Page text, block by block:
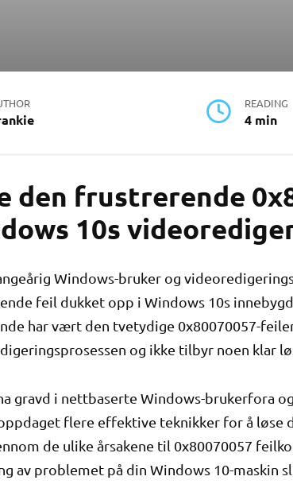
READING
4 min
den frustrerende
10s
Windows-bruker og
feil dukket opp i Windows 10s
har vært den tvetydige 0x80070057-
og ikke tilbyr noen klar
gravd i nettbaserte Windows-brukerfora
flere effektive teknikker for å løse
de ulike årsakene til 0x80070057
av problemet på din Windows 10-maskin